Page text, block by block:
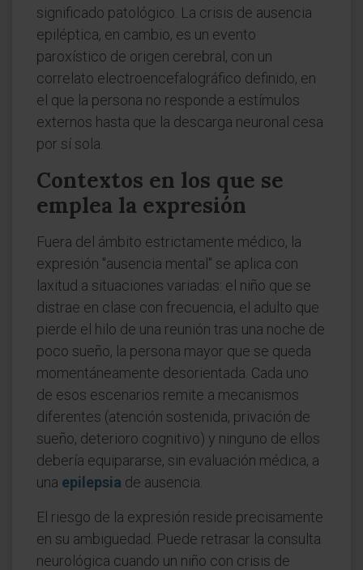
significado patológico. La crisis de ausencia
epiléptica, en cambio, es un evento
paroxístico de origen cerebral, con un
correlato electroencefalográfico definido, en
el que la persona no responde a estímulos
externos hasta que la descarga neuronal cesa
por sí sola.
Contextos en los que se
emplea la expresión
Fuera del ámbito estrictamente médico, la
expresión "ausencia mental" se aplica con
laxitud a situaciones variadas: el niño que se
distrae en clase con frecuencia, el adulto que
pierde el hilo de una reunión tras una noche de
poco sueño, la persona mayor que se queda
momentáneamente desorientada. Cada uno
de esos escenarios remite a mecanismos
diferentes (atención sostenida, privación de
sueño, deterioro cognitivo) y ninguno de ellos
debería equipararse, sin evaluación médica, a
una epilepsia de ausencia.
El riesgo de la expresión reside precisamente
en su ambigüedad. Puede retrasar la consulta
neurológica cuando un niño con crisis de